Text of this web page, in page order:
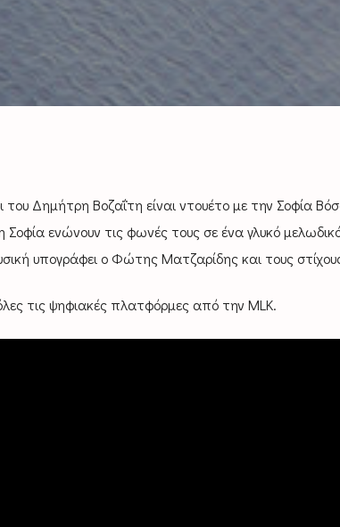
του Δημήτρη Βοζαΐτη είναι ντουέτο με την Σοφία
ενώνουν τις φωνές τους σε ένα γλυκό
υπογράφει ο Φώτης Ματζαρίδης και τους
τις ψηφιακές πλατφόρμες από την MLK.